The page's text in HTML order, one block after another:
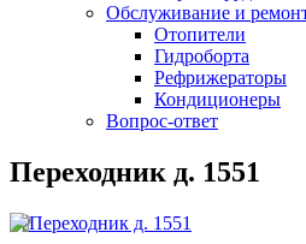
Обслуживание и
Отопители
Гидроборта
Рефрижераторы
Кондиционеры
Вопрос-ответ
Переходник д. 1551